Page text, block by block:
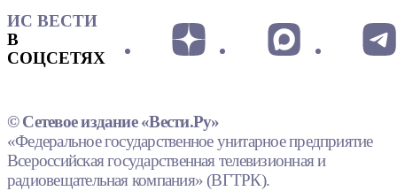
ИС ВЕСТИ
В
СОЦСЕТЯХ
© Сетевое издание «Вести.Ру»
«Федеральное государственное унитарное предприятие
Всероссийская государственная телевизионная и
радиовещательная компания» (ВГТРК).